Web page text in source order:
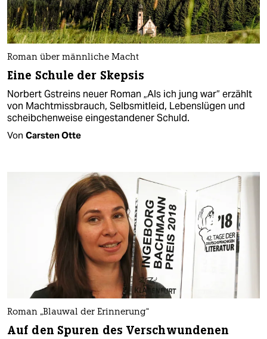
Roman über männliche Macht
Eine Schule der Skepsis
Norbert Gstreins neuer Roman „Als ich jung war“ erzählt
von Machtmissbrauch, Selbsmitleid, Lebenslügen und
scheibchenweise eingestandener Schuld.
Von Carsten Otte
Roman „Blauwal der Erinnerung“
Auf den Spuren des Verschwundenen